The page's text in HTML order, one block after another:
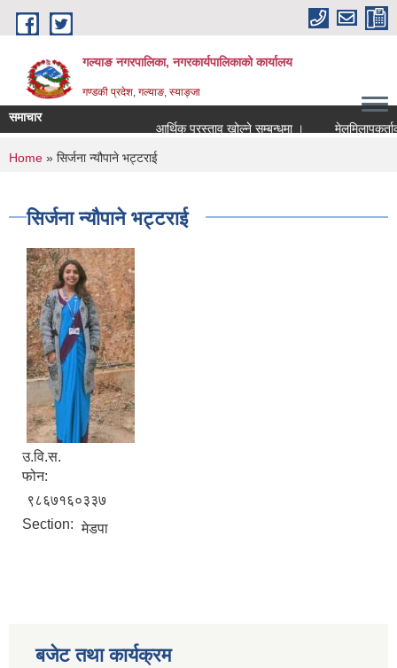
Skip to main content
गल्याङ नगरपालिका, नगरकार्यपालिकाको कार्यालय
गण्डकी प्रदेश, गल्याङ, स्याङ्जा
समाचार
आर्थिक प्रस्ताव खोल्ने सम्बन्धमा ।
You are here
Home » सिर्जना न्यौपाने भट्टराई
सिर्जना न्यौपाने भट्टराई
उ.वि.स.
फोन:
९८६७१६०३३७
Section: मेडपा
बजेट तथा कार्यक्रम